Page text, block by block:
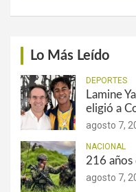
Lo Más Leído
DEPORTES
Lamine
eligió a
agosto 7,
NACIONAL
216 años
agosto 7,